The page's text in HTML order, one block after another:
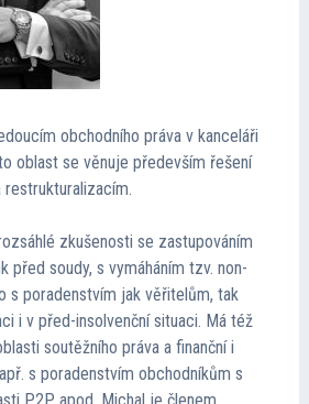
obchodního práva v kanceláři
oblast se věnuje především řešení
zkušenosti se zastupováním
před soudy, s vymáháním tzv. non-
s poradenstvím jak věřitelům, tak
i v před-insolvenční situaci. Má též
soutěžního práva a finanční i
s poradenstvím obchodníkům s